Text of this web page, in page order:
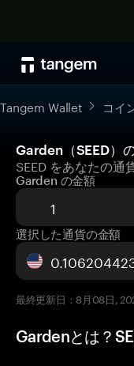
Tangem Wallet コイ
Garden（SEED）
SEED をあなたの通
Garden の金額
選択した通貨の金額
最終更新日：8月08日,
Gardenとは？